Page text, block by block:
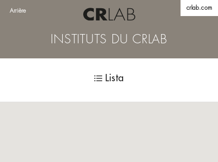
Arrière crlab.com
INSTITUTS DU CRLAB
Lista